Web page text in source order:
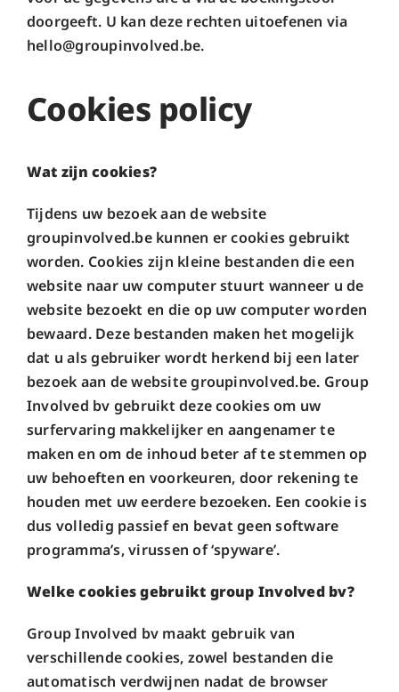
doorgeeft. U kan deze rechten uitoefenen via
hello@groupinvolved.be.
Cookies policy
Wat zijn cookies?
Tijdens uw bezoek aan de website
groupinvolved.be kunnen er cookies gebruikt
worden. Cookies zijn kleine bestanden die een
website naar uw computer stuurt wanneer u de
website bezoekt en die op uw computer worden
bewaard. Deze bestanden maken het mogelijk
dat u als gebruiker wordt herkend bij een later
bezoek aan de website groupinvolved.be. Group
Involved bv gebruikt deze cookies om uw
surfervaring makkelijker en aangenamer te
maken en om de inhoud beter af te stemmen op
uw behoeften en voorkeuren, door rekening te
houden met uw eerdere bezoeken. Een cookie is
dus volledig passief en bevat geen software
programma’s, virussen of ‘spyware’.
Welke cookies gebruikt group Involved bv?
Group Involved bv maakt gebruik van
verschillende cookies, zowel bestanden die
automatisch verdwijnen nadat de browser